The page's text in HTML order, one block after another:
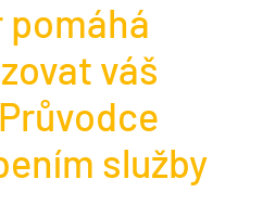
váš
služby